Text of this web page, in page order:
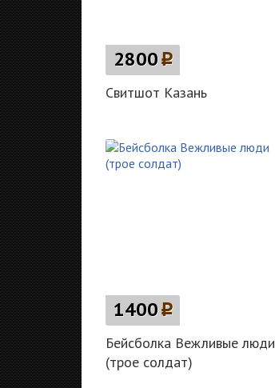
2800p
Свитшот Казань
1400p
Бейсболка Вежливые люди
(трое солдат)